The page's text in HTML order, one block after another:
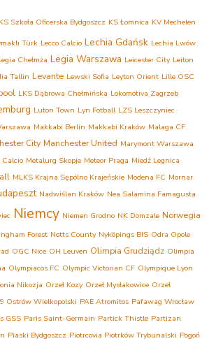
KS Szkoła Oficerska Bydgoszcz KS Łomnica KV Mechelen
Türk Lecco Calcio Lechia Gdańsk Lechia Lwów
Chełmża Legia Warszawa Leicester City Leiton
Tallin Levante Lewski Sofia Leyton Orient Lille OSC
LKS Dąbrowa Chełmińska Lokomotiva Zagrzeb
Luton Town Lyn Fotball LZS Leszczyniec
Makkabi Berlin Makkabi Kraków Malaga CF
City Manchester United Marymont Warszawa
Calcio Metalurg Skopje Meteor Praga Miedź Legnica
MLKS Krajna Sępólno Krajeńskie Modena FC Mornar
Nadwiślan Kraków Nea Salamina Famagusta
Niemcy Niemen Grodno NK Domzale Norwegia
Forest Notts County Nyköpings BIS Odra Opole
OGC Nice OH Leuven Olimpia Grudziądz Olimpia
Olympiacos FC Olympic Victorian CF Olympique Lyon
Nikozja Orzeł Kozy Orzeł Mysłakowice Orzeł
Ostrów Wielkopolski PAE Atromitos Pafawag Wrocław
GSS Paris Saint-Germain Partick Thistle Partizan
Piaski Bydgoszcz Piotrcovia Piotrków Trybunalski Pogoń